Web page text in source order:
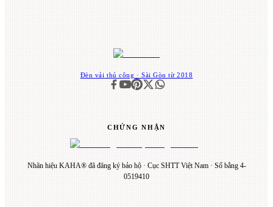
Đèn vải thủ công · Sài Gòn từ 2018
CHỨNG NHẬN
Nhãn hiệu KAHA® đã đăng ký bảo hộ · Cục SHTT Việt Nam · Số bằng 4-
0519410